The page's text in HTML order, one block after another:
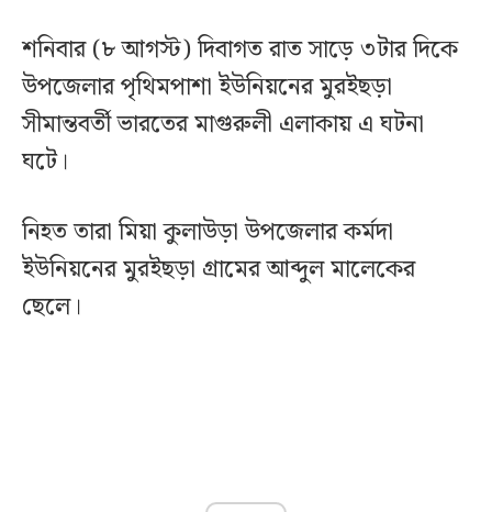
শনিবার (৮ আগস্ট) দিবাগত রাত সাড়ে ৩টার দিকে
উপজেলার পৃথিমপাশা ইউনিয়নের মুরইছড়া
সীমান্তবর্তী ভারতের মাগুরুলী এলাকায় এ ঘটনা
ঘটে।
নিহত তারা মিয়া কুলাউড়া উপজেলার কর্মদা
ইউনিয়নের মুরইছড়া গ্রামের আব্দুল মালেকের
ছেলে।